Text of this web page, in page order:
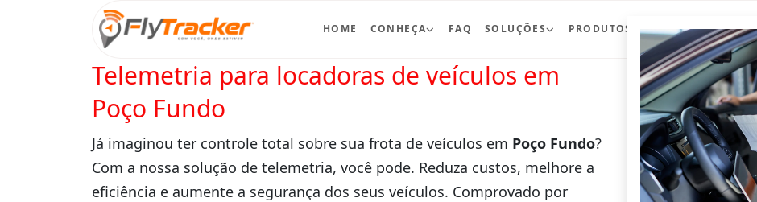
HOME CONHEÇA FAQ SOLUÇÕES PRODUTOS BLOG CONTATO
Telemetria para locadoras de veículos em
Poço Fundo
Já imaginou ter controle total sobre sua frota de veículos em Poço Fundo?
Com a nossa solução de telemetria, você pode. Reduza custos, melhore a
eficiência e aumente a segurança dos seus veículos. Comprovado por